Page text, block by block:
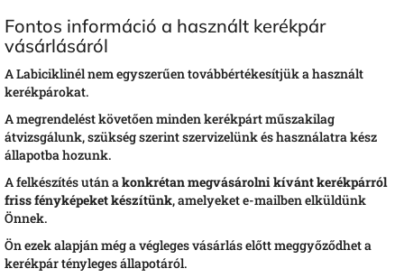
Fontos információ a használt kerékpár
vásárlásáról
A Labiciklinél nem egyszerűen továbbértékesítjük a használt
kerékpárokat.
A megrendelést követően minden kerékpárt műszakilag
átvizsgálunk, szükség szerint szervizelünk és használatra kész
állapotba hozunk.
A felkészítés után akonkrétan megvásárolni kívánt kerékpárról
friss fényképeket készítünk, amelyeket e-mailben elküldünk
Önnek.
Ön ezek alapján még a végleges vásárlás előtt meggyőződhet a
kerékpár tényleges állapotáról.